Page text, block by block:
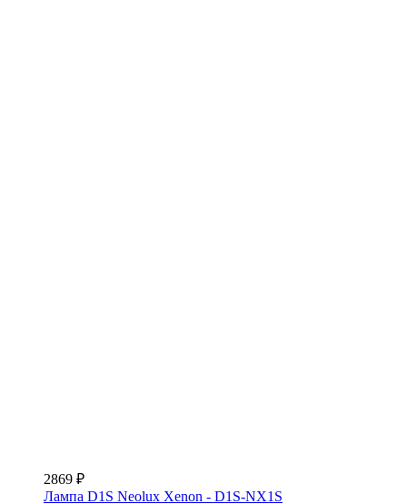
2869 ₽
Лампа D1S Neolux Xenon - D1S-NX1S